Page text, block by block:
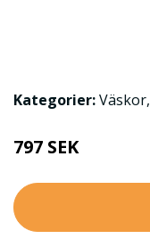
Kategorier:Väskor,
797 SEK